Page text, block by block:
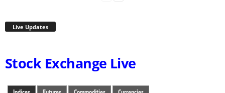
Live Updates
Stock Exchange Live